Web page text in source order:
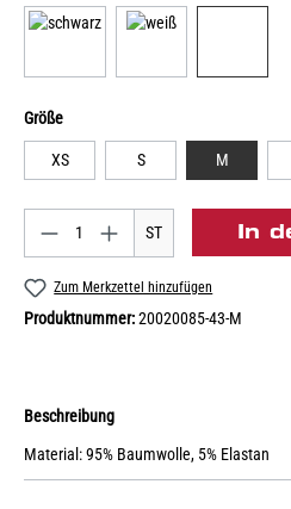
Größe
XS S M
ST In
Zum Merkzettel hinzufügen
Produktnummer:20020085-43-M
Beschreibung
Material: 95% Baumwolle, 5% Elastan